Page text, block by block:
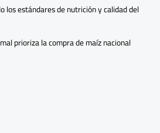
los estándares de nutrición y calidad del
prioriza la compra de maíz nacional